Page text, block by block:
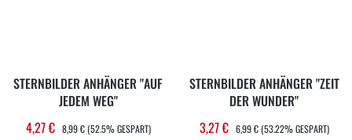
STERNBILDER ANHÄNGER "AUF
JEDEM WEG"
Verkaufspreis:
4,27 € REGULÄRER PREIS:
8,99 € (52.5% GESPART)
STERNBILDER ANHÄNGER "ZEIT
DER WUNDER"
Verkaufspreis:
3,27 € REGULÄRER PREIS:
6,99 € (53.22% GESPART)